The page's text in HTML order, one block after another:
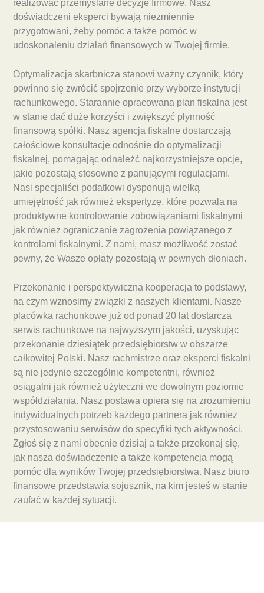
realizować przemyślane decyzje firmowe. Nasz
doświadczeni eksperci bywają niezmiennie
przygotowani, żeby pomóc a także pomóc w
udoskonaleniu działań finansowych w Twojej firmie.
Optymalizacja skarbnicza stanowi ważny czynnik, który
powinno się zwrócić spojrzenie przy wyborze instytucji
rachunkowego. Starannie opracowana plan fiskalna jest
w stanie dać duże korzyści i zwiększyć płynność
finansową spółki. Nasz agencja fiskalne dostarczają
całościowe konsultacje odnośnie do optymalizacji
fiskalnej, pomagając odnaleźć najkorzystniejsze opcje,
jakie pozostają stosowne z panującymi regulacjami.
Nasi specjaliści podatkowi dysponują wielką
umiejętność jak również ekspertyzę, które pozwala na
produktywne kontrolowanie zobowiązaniami fiskalnymi
jak również ograniczanie zagrożenia powiązanego z
kontrolami fiskalnymi. Z nami, masz możliwość zostać
pewny, że Wasze opłaty pozostają w pewnych dłoniach.
Przekonanie i perspektywiczna kooperacja to podstawy,
na czym wznosimy związki z naszych klientami. Nasze
placówka rachunkowe już od ponad 20 lat dostarcza
serwis rachunkowe na najwyższym jakości, uzyskując
przekonanie dziesiątek przedsiębiorstw w obszarze
całkowitej Polski. Nasz rachmistrze oraz eksperci fiskalni
są nie jedynie szczególnie kompetentni, również
osiągalni jak również użyteczni we dowolnym poziomie
współdziałania. Nasz postawa opiera się na zrozumieniu
indywidualnych potrzeb każdego partnera jak również
przystosowaniu serwisów do specyfiki tych aktywności.
Zgłoś się z nami obecnie dzisiaj a także przekonaj się,
jak nasza doświadczenie a także kompetencja mogą
pomóc dla wyników Twojej przedsiębiorstwa. Nasz biuro
finansowe przedstawia sojusznik, na kim jesteś w stanie
zaufać w każdej sytuacji.